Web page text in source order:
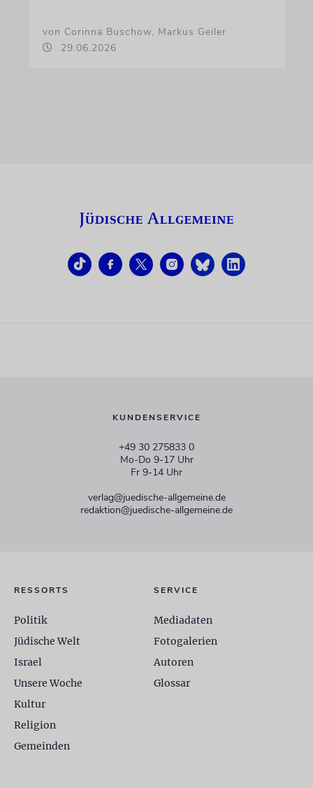
von Corinna Buschow, Markus Geiler
29.06.2026
KUNDENSERVICE
+49 30 275833 0
Mo-Do 9-17 Uhr
Fr 9-14 Uhr
verlag@juedische-allgemeine.de
redaktion@juedische-allgemeine.de
RESSORTS
Politik
Jüdische Welt
Israel
Unsere Woche
Kultur
Religion
Gemeinden
SERVICE
Mediadaten
Fotogalerien
Autoren
Glossar